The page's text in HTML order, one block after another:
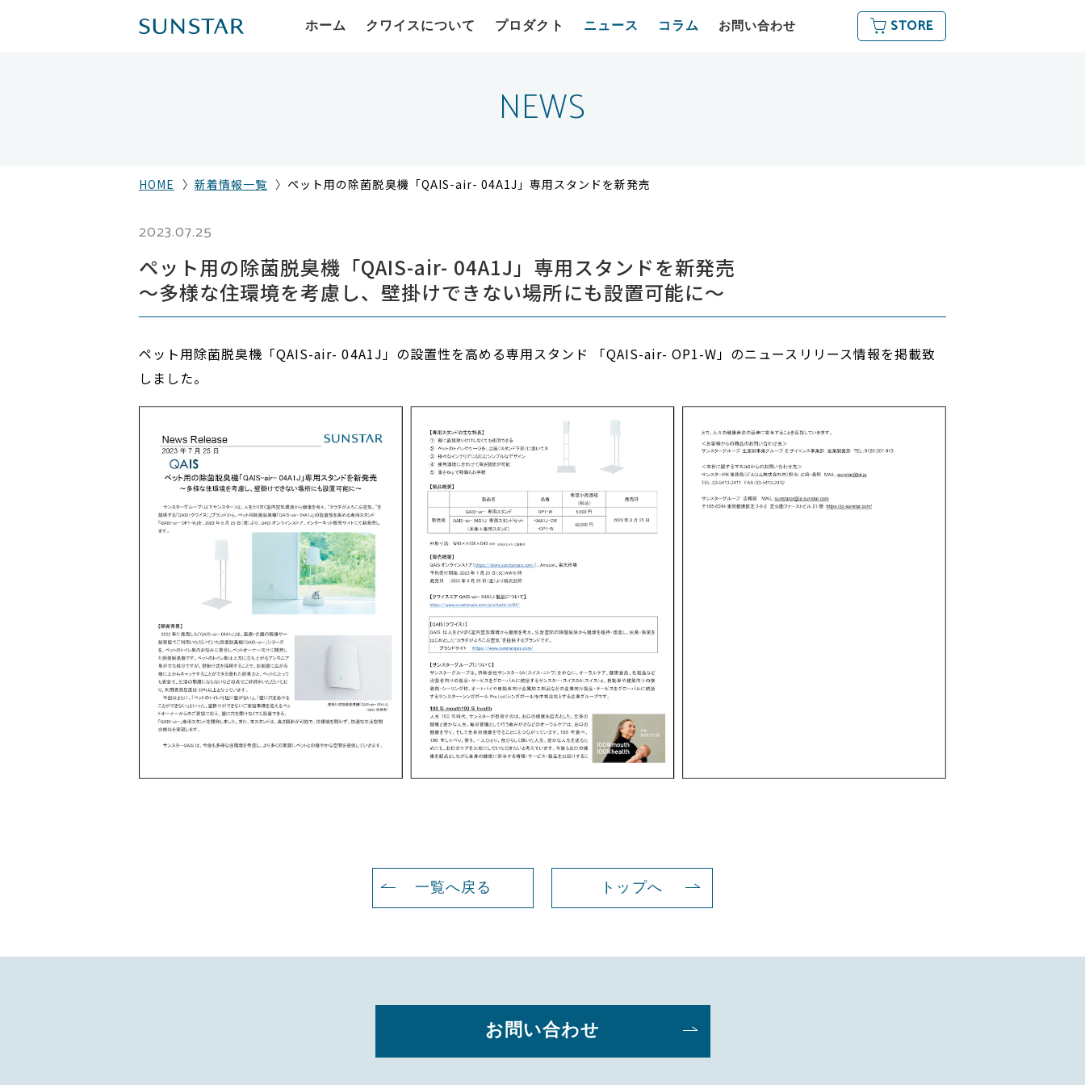
ホーム クワイスについて プロダクト ニュース コラム お問い合わせ STORE
NEWS
HOME 新着情報一覧 ペット用の除菌脱臭機「QAIS-air- 04A1J」専用スタンドを新発売
2023.07.25
ペット用の除菌脱臭機「QAIS-air- 04A1J」専用スタンドを新発売
～多様な住環境を考慮し、壁掛けできない場所にも設置可能に～
ペット用除菌脱臭機「QAIS-air- 04A1J」の設置性を高める専用スタンド 「QAIS-air- OP1-W」のニュースリリース情報を掲載致
しました。
一覧へ戻る トップへ
お問い合わせ